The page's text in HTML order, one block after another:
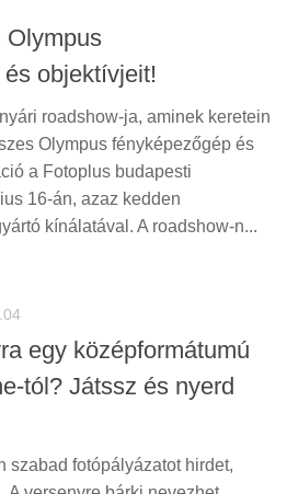
Olympus
objektívjeit!
roadshow-ja, aminek keretein
Olympus fényképezőgép és
a Fotoplus budapesti
16-án, azaz kedden
kínálatával. A roadshow-n...
egy középformátumú
tól? Játssz és nyerd
szabad fotópályázatot hirdet,